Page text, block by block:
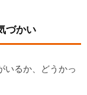
づかい
いるか、どうかっ